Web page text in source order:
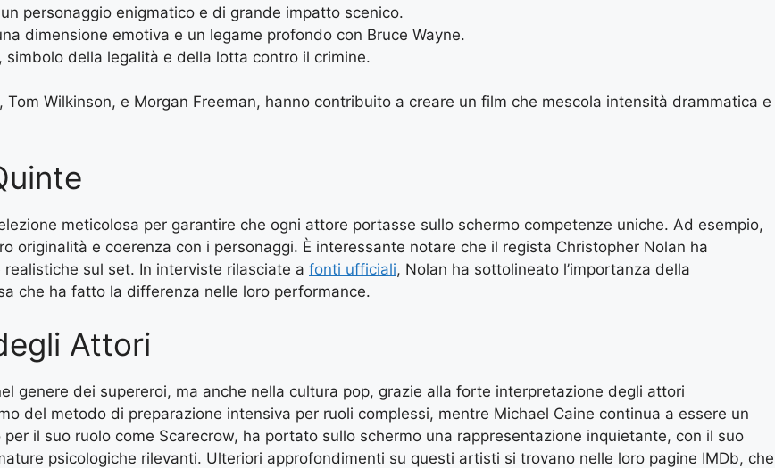
personaggio enigmatico e di grande impatto scenico.
dimensione emotiva e un legame profondo con Bruce Wayne.
della legalità e della lotta contro il crimine.
Wilkinson, e Morgan Freeman, hanno contribuito a creare un film che mescola intensità drammatica e
meticolosa per garantire che ogni attore portasse sullo schermo competenze uniche. Ad esempio,
originalità e coerenza con i personaggi. È interessante notare che il regista Christopher Nolan ha
sul set. In interviste rilasciate a fonti ufficiali, Nolan ha sottolineato l’importanza della
che ha fatto la differenza nelle loro performance.
Attori
genere dei supereroi, ma anche nella cultura pop, grazie alla forte interpretazione degli attori
del metodo di preparazione intensiva per ruoli complessi, mentre Michael Caine continua a essere un
il suo ruolo come Scarecrow, ha portato sullo schermo una rappresentazione inquietante, con il suo
psicologiche rilevanti. Ulteriori approfondimenti su questi artisti si trovano nelle loro pagine IMDb, che